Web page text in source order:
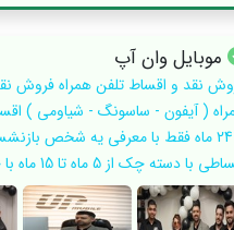
موبایل وان آپ
نقد و اقساط تلفن همراه فروش
تا 24 ماه فقط با معرفی یه شخص
با دسته چک از 5 ماه تا 15 ماه با حداقل پیش پرداخت